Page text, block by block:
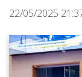
22/05/2025